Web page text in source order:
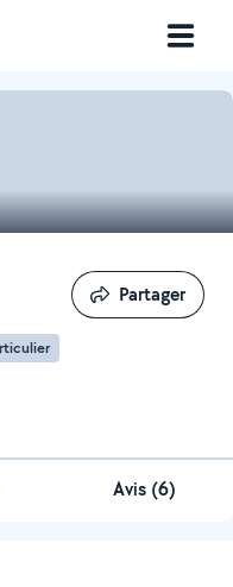
Partager
Partager
Avis (6)